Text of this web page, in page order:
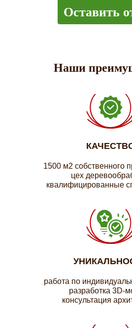
Оставить
Наши
1500 м2 собственного
цех
квалифицированные
работа по
разработка 3D-
консультация